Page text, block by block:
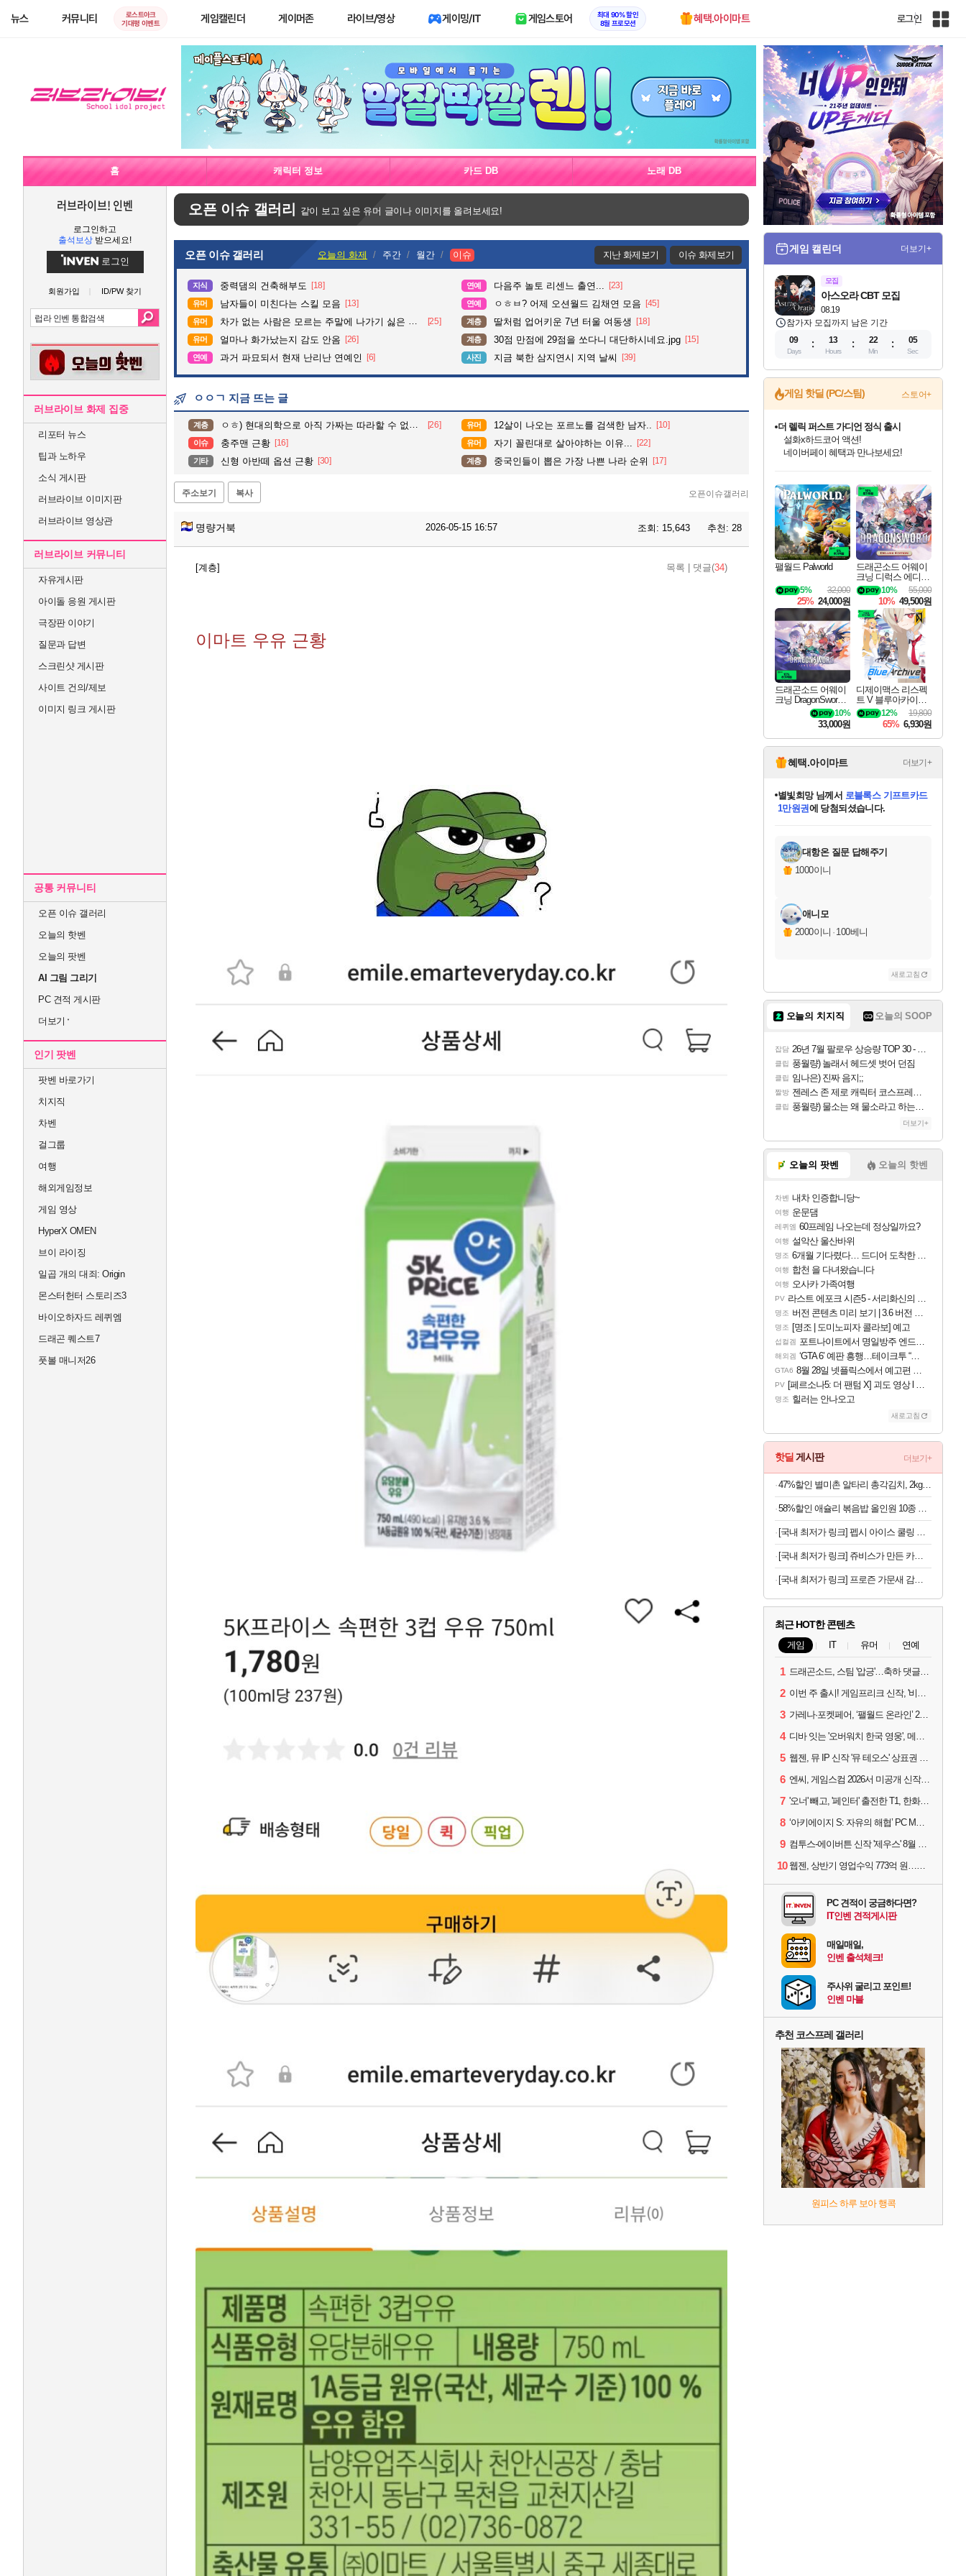
뉴스 커뮤니티
로스트아크
기대평 이벤트
게임캘린더 게이머존 라이브/영상 게이밍/IT 게임스토어
최대 90% 할인
8월 프로모션
혜택.아이마트 로그인
인
전
사
이
트
홈 캐릭터 정보 카드 DB 노래 DB
러브라이브! 인벤
로그인하고
출석보상 받으세요!
로그인
회원가입 ID/PW 찾기
러브라이브 화제 집중
리포터 뉴스
팁과 노하우
소식 게시판
러브라이브 이미지판
러브라이브 영상관
러브라이브 커뮤니티
자유게시판
아이돌 응원 게시판
극장판 이야기
질문과 답변
스크린샷 게시판
사이트 건의/제보
이미지 링크 게시판
공통 커뮤니티
오픈 이슈 갤러리
오늘의 핫벤
오늘의 팟벤
AI 그림 그리기
PC 견적 게시판
더보기
인기 팟벤
팟벤 바로가기
치지직
차벤
걸그룹
여행
해외게임정보
게임 영상
HyperX OMEN
브이 라이징
일곱 개의 대죄: Origin
몬스터헌터 스토리즈3
바이오하자드 레퀴엠
드래곤 퀘스트7
풋볼 매니저26
오픈 이슈 갤러리 같이 보고 싶은 유머 글이나 이미지를 올려보세요!
오픈 이슈 갤러리 오늘의 화제 주간 월간 이슈 지난 화제보기 이슈 화제보기
지식 중력댐의 건축해부도 [18] 연예 다음주 놀토 리센느 출연... [23]
유머 남자들이 미친다는 스킬 모음 [13] 연예 ㅇㅎㅂ? 어제 오션월드 김채연 모음 [45]
유머 차가 없는 사람은 모르는 주말에 나가기 싫은 이유 [25] 계층 딸처럼 업어키운 7년 터울 여동생 [18]
유머 얼마나 화가났는지 감도 안옴 [26] 계층 30점 만점에 29점을 쏘다니 대단하시네요.jpg [15]
연예 과거 파묘되서 현재 난리난 연예인 [6] 사진 지금 북한 삼지연시 지역 날씨 [39]
ㅇㅇㄱ 지금 뜨는 글
계층 ㅇㅎ) 현대의학으로 아직 가짜는 따라할 수 없는 움직임. [26] 유머 12살이 나오는 포르노를 검색한 남자.. [10]
이슈 충주맨 근황 [16] 유머 자기 꼴린대로 살아야하는 이유... [22]
기타 신형 아반떼 옵션 근황 [30] 계층 중국인들이 뽑은 가장 나쁜 나라 순위 [17]
주소보기 복사 오픈이슈갤러리
명량거북 2026-05-15 16:57 조회: 15,643 추천: 28
[계층] 목록 댓글(34)
이마트 우유 근황
게임 캘린더 더보기+
모집
08.19
아스오라 CBT 모집
참가자 모집까지 남은 기간
09
Days
13
Hours
22
Min
04
Sec
게임 핫딜 (PC/스팀) 스토어+
최대 90% 할인가를 만나보세요!
네이버혜택과 함께 만나보세요!
50%할인&추가 적립까지!
네이버 포인트 혜택까지!
이니&베니 혜택까지!
네이버 혜택가와 함께 예약하세요!
할인&네이버혜택으로 만나보세요!
네이버페이 혜택과 만나보세요!
베데스다 40주년 기념 할인 중!
베데스다의 명작들을
40주년 프로모션으로 만나보세요!
할인가에 만나보세요!
일부 에디션 상시 할인!
혜택으로 예약 판매 중
편안하게 충전하세요
팰월드 Palworld
32,000
5%
25% 24,000원
드래곤소드 어웨이
크닝 디럭스 에디션
DragonSword Awake
ning Deluxe Edition
55,000
10%
10% 49,500원
드래곤소드 어웨이
크닝 DragonSword A
10%
33,000원
디제이맥스 리스펙
트 V 블루아카이브
팩 DJMAX RESPE
CT V Blue Archive P
ack DLC
19,800
12%
65% 6,930원
혜택.아이마트 더보기+
교환.
당첨되셨습니다.
당첨되셨습니다.
당첨되셨습니다.
별빛희망님께서 로블록스 기프트카드
1만원권에 당첨되셨습니다.
당첨되셨습니다.
당첨되셨습니다.
당첨되셨습니다.
당첨되셨습니다.
에디션 (스팀코드)를 교환.
당첨되셨습니다.
대항온 질문 답해주기
1000이니
애니모
2000이니 · 100베니
새로고침
오늘의 치지직 오늘의 SOOP
잡담 26년 7월 팔로우 상승량 TOP 30 - 월간 치지직
클립 풍월량) 놀래서 헤드셋 벗어 던짐
클립 임나은) 진짜 음지;;
짤방 젠레스 존 제로 캐릭터 코스프레한 꽁주
클립 풍월량) 물소는 왜 물소라고 하는거야? 아! 그만 ㅋㅋ 알았어 ㅋㅋ
더보기+
오늘의 팟벤 오늘의 핫벤
차벤 내차 인증합니당~
여행 운문댐
레퀴엠 60프레임 나오는데 정상일까요?
여행 설악산 울산바위
명조 6개월 기다렸다… 드디어 도착한 치사 메신저백! 실물 후기
여행 합천 을 다녀왔습니다
여행 오사카 가족여행
PV 라스트 에포크 시즌5 - 서리화신의 분노 티저
명조 버전 콘텐츠 미리 보기 | 3.6 버전 「신기루 속 등불 그림자, 속세에 깃든 검의 결심」이 8월 20일에 업데이트됩니다!
명조 [명조 | 도미노피자 콜라보] 예고
섭컬겜 포트나이트에서 명일방주 엔드필드 [펠리카] 판매 예정
해외겜 ‘GTA 6’ 예판 흥행…테이크투 “내부 예상 크게 넘어”
GTA6 8월 28일 넷플릭스에서 예고편 공개 예정
PV [페르소나5: 더 팬텀 X] 괴도 영상 l 타카마키 안·댄싱 스타
명조 힐러는 안나오고
새로고침
핫딜 게시판 더보기+
47%할인 별미촌 알타리 총각김치, 2kg, 1박스
58%할인 애슐리 볶음밥 올인원 10종 세트, 1개
[국내 최저가 링크] 펩시 아이스 쿨링 미니 선풍기, 블루, 1개
[국내 최저가 링크] 쥬비스가 만든 카테킨 450mg, 60정, 3박스
[국내 최저가 링크] 프로즌 가문새 감바스, 500g, 2개
최근 HOT한 콘텐츠
게임 IT 유머 연예
1 드래곤소드, 스팀 '압긍'…축하 댓글 달고 게임 코드 받자!
2 이번 주 출시! 게임프리크 신작, '비스트 오브 리인카네이션'
3 가레나·포켓페어, ‘팰월드 온라인’ 2026년 출시 예고
4 디바 잇는 '오버워치 한국 영웅', 메카 파일럿 디몬 나온다
5 웹젠, 뮤 IP 신작 '뮤 테오스' 상표권 출원
6 엔씨, 게임스컴 2026서 미공개 신작 최초 공개
7 '오너' 빼고, '페인터' 출전한 T1, 한화생명에 패배
8 ‘아키에이지 S: 자유의 해협’ PC MMORPG로 개발한다
9 컴투스-에이버튼 신작 '제우스' 8월 26일 출시…"모두를 위한 경쟁"
10 웹젠, 상반기 영업수익 773억 원…순이익 89% 증가
PC 견적이 궁금하다면?
IT인벤 견적게시판
매일매일,
인벤 출석체크!
주사위 굴리고 포인트!
인벤 마블
추천 코스프레 갤러리
원피스 하루 보아 행콕